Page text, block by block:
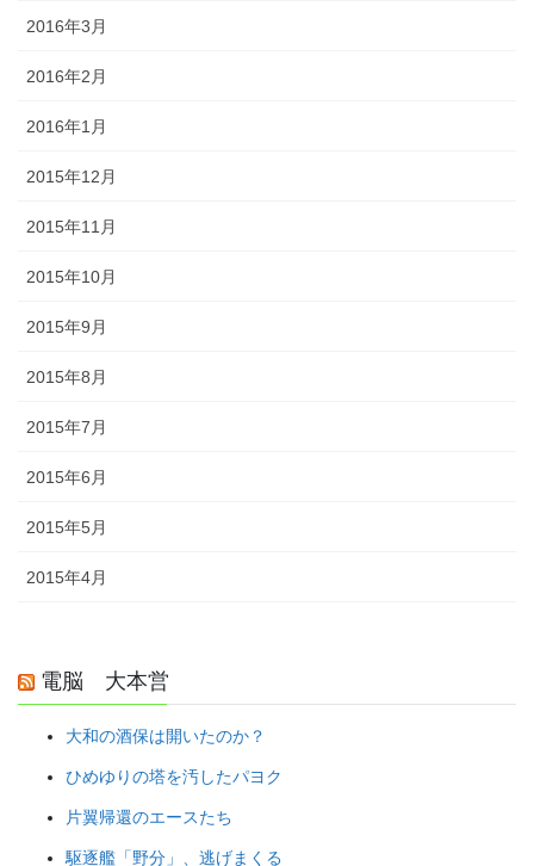
2016年3月
2016年2月
2016年1月
2015年12月
2015年11月
2015年10月
2015年9月
2015年8月
2015年7月
2015年6月
2015年5月
2015年4月
電脳 大本営
大和の酒保は開いたのか？
ひめゆりの塔を汚したパヨク
片翼帰還のエースたち
駆逐艦「野分」、逃げまくる